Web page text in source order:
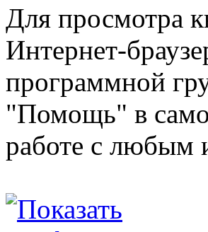
Для просмотра
Интернет-
программной
"Помощь" в
работе с любым